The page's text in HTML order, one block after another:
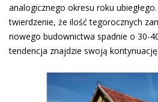
analogicznego okresu roku
twierdzenie, że ilość tegorocznych
nowego budownictwa spadnie o 30-
tendencja znajdzie swoją